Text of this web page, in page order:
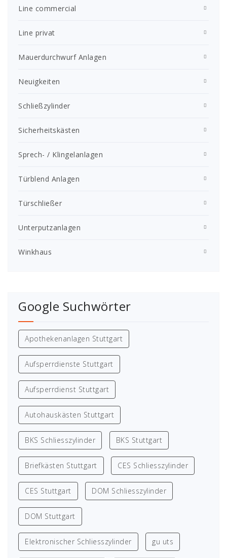
Line commercial
Line privat
Mauerdurchwurf Anlagen
Neuigkeiten
Schließzylinder
Sicherheitskästen
Sprech- / Klingelanlagen
Türblend Anlagen
Türschließer
Unterputzanlagen
Winkhaus
Google Suchwörter
Apothekenanlagen Stuttgart
Aufsperrdienste Stuttgart
Aufsperrdienst Stuttgart
Autohauskästen Stuttgart
BKS Schliesszylinder BKS Stuttgart
Briefkästen Stuttgart CES Schliesszylinder
CES Stuttgart DOM Schliesszylinder
DOM Stuttgart
Elektronischer Schliesszylinder gu uts